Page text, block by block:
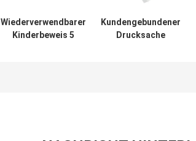
Wiederverwendbarer
Kinderbeweis 5
Kundengebundener
Drucksache